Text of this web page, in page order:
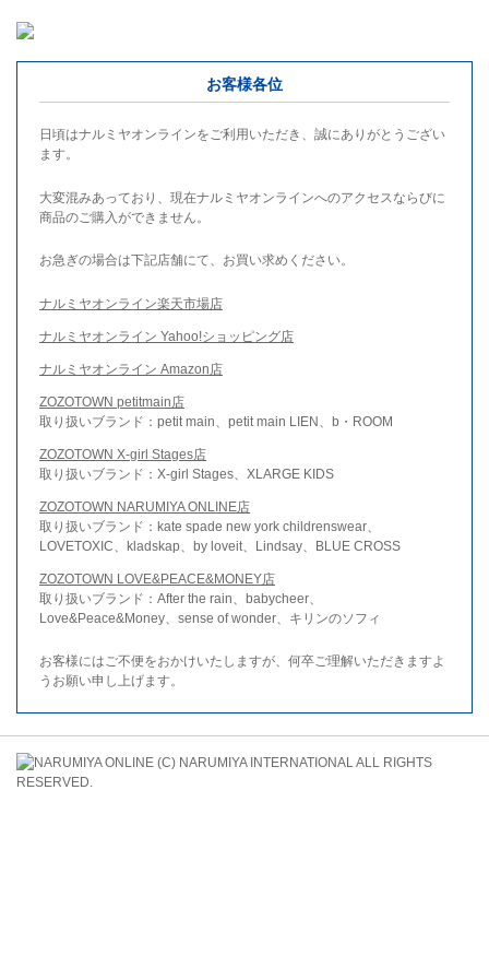
お客様各位
日頃はナルミヤオンラインをご利用いただき、誠にありがとうござい
ます。
大変混みあっており、現在ナルミヤオンラインへのアクセスならびに
商品のご購入ができません。
お急ぎの場合は下記店舗にて、お買い求めください。
ナルミヤオンライン楽天市場店
ナルミヤオンライン Yahoo!ショッピング店
ナルミヤオンライン Amazon店
ZOZOTOWN petitmain店
取り扱いブランド：petit main、petit main LIEN、b・ROOM
ZOZOTOWN X-girl Stages店
取り扱いブランド：X-girl Stages、XLARGE KIDS
ZOZOTOWN NARUMIYA ONLINE店
取り扱いブランド：kate spade new york childrenswear、
LOVETOXIC、kladskap、by loveit、Lindsay、BLUE CROSS
ZOZOTOWN LOVE&PEACE&MONEY店
取り扱いブランド：After the rain、babycheer、
Love&Peace&Money、sense of wonder、キリンのソフィ
お客様にはご不便をおかけいたしますが、何卒ご理解いただきますよ
うお願い申し上げます。